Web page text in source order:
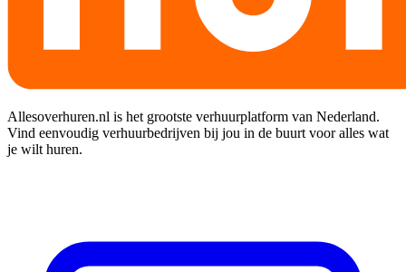
Allesoverhuren.nl is het grootste verhuurplatform van Nederland.
Vind eenvoudig verhuurbedrijven bij jou in de buurt voor alles wat
je wilt huren.